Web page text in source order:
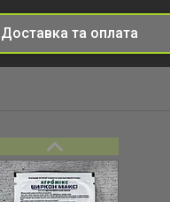
Доставка та оплата